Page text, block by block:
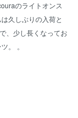
のライトオンス
久しぶりの入荷と
、少し長くなってお
。 。